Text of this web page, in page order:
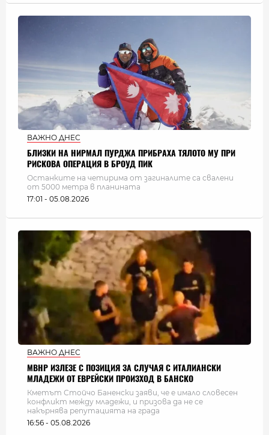
ВАЖНО ДНЕС
БЛИЗКИ НА НИРМАЛ ПУРДЖА ПРИБРАХА ТЯЛОТО МУ ПРИ
РИСКОВА ОПЕРАЦИЯ В БРОУД ПИК
Останките на четирима от загиналите са свалени
от 5000 метра в планината
17:01 - 05.08.2026
ВАЖНО ДНЕС
МВНР ИЗЛЕЗЕ С ПОЗИЦИЯ ЗА СЛУЧАЯ С ИТАЛИАНСКИ
МЛАДЕЖИ ОТ ЕВРЕЙСКИ ПРОИЗХОД В БАНСКО
Кметът Стойчо Баненски заяви, че е имало словесен
конфликт между младежи, и призова да не се
накърнява репутацията на града
16:56 - 05.08.2026